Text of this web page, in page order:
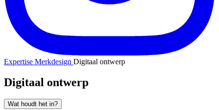
Expertise Merkdesign Digitaal ontwerp
Digitaal ontwerp
Wat houdt het in?